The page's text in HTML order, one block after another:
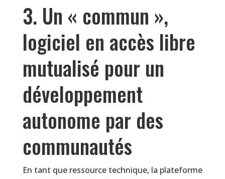
3. Un « commun »,
logiciel en accès libre
mutualisé pour un
développement
autonome par des
communautés
En tant que ressource technique, la plateforme